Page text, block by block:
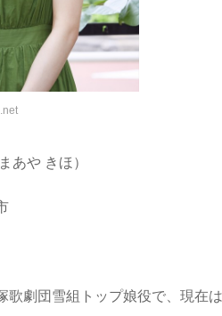
あや きほ）
歌劇団雪組トップ娘役で、現在